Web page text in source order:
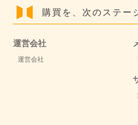
購買を、次のステー
運営会社
運営会社